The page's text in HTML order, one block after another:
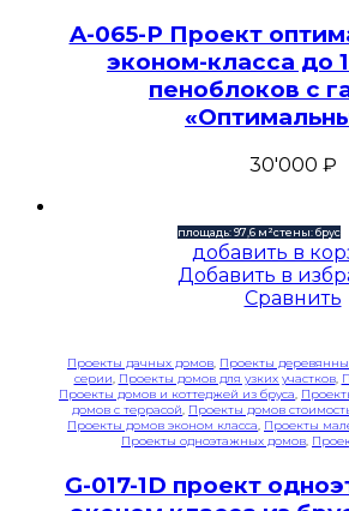
A-065-P Проект
эконом-класса до
пеноблоков с
30'000 ₽
площадь: 97,6 м²стены: брус
добавить в
Добавить в
Сравнить
Проекты дачных домов, Проекты
серии, Проекты домов для узких участков,
Проекты домов и коттеджей из бруса,
домов с террасой, Проекты домов
Проекты домов эконом класса, Проекты
Проекты одноэтажных домов,
G-017-1D проект